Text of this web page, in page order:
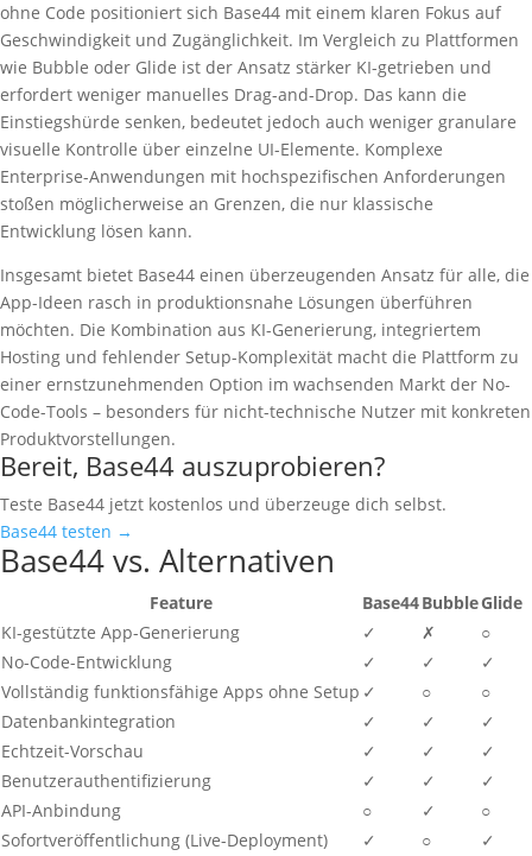
ohne Code positioniert sich Base44 mit einem klaren Fokus auf
Geschwindigkeit und Zugänglichkeit. Im Vergleich zu Plattformen
wie Bubble oder Glide ist der Ansatz stärker KI-getrieben und
erfordert weniger manuelles Drag-and-Drop. Das kann die
Einstiegshürde senken, bedeutet jedoch auch weniger granulare
visuelle Kontrolle über einzelne UI-Elemente. Komplexe
Enterprise-Anwendungen mit hochspezifischen Anforderungen
stoßen möglicherweise an Grenzen, die nur klassische
Entwicklung lösen kann.
Insgesamt bietet Base44 einen überzeugenden Ansatz für alle, die
App-Ideen rasch in produktionsnahe Lösungen überführen
möchten. Die Kombination aus KI-Generierung, integriertem
Hosting und fehlender Setup-Komplexität macht die Plattform zu
einer ernstzunehmenden Option im wachsenden Markt der No-
Code-Tools – besonders für nicht-technische Nutzer mit konkreten
Produktvorstellungen.
Bereit, Base44 auszuprobieren?
Teste Base44 jetzt kostenlos und überzeuge dich selbst.
Base44 testen →
Base44 vs. Alternativen
Feature Base44BubbleGlide
KI-gestützte App-Generierung
✓ ✗
○
No-Code-Entwicklung
✓ ✓
✓
Vollständig funktionsfähige Apps ohne Setup ✓ ○
○
Datenbankintegration
✓ ✓
✓
Echtzeit-Vorschau
✓ ✓
✓
Benutzerauthentifizierung
✓ ✓
✓
API-Anbindung
○ ✓
○
Sofortveröffentlichung (Live-Deployment)
✓ ○
✓